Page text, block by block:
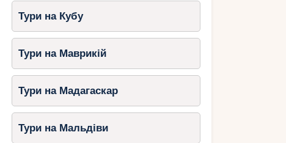
Тури на Кубу
Тури на Маврикій
Тури на Мадагаскар
Тури на Мальдіви